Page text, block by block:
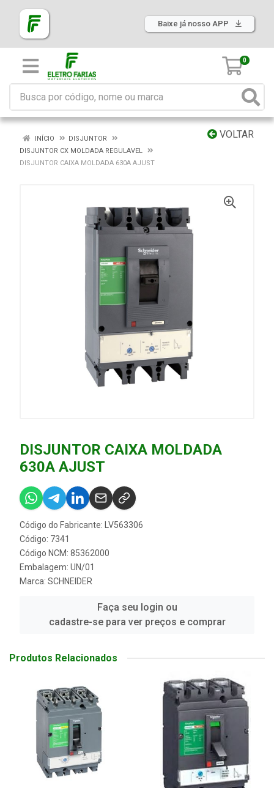
Baixe já nosso APP
0
VOLTAR
INÍCIO
DISJUNTOR
DISJUNTOR CX MOLDADA REGULAVEL
DISJUNTOR CAIXA MOLDADA 630A AJUST
DISJUNTOR CAIXA MOLDADA
630A AJUST
Código do Fabricante: LV563306
Código: 7341
Código NCM: 85362000
Embalagem: UN/01
Marca: SCHNEIDER
Faça seu login ou
cadastre-se para ver preços e comprar
Produtos Relacionados